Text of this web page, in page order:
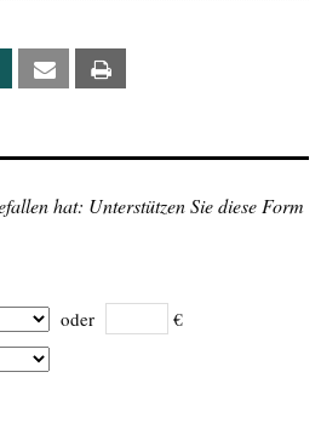
Xing Email
hat: Unterstützen Sie diese Form
oder €